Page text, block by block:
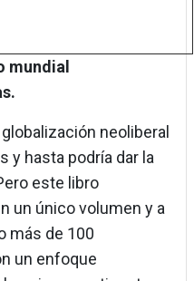
mundial
neoliberal
y hasta podría dar la
este libro
un único volumen y a
más de 100
un enfoque